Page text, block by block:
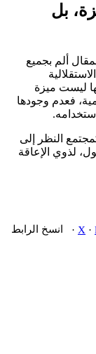
بل
ألم بجميع
ميزة
فعدم وجودها
النظر إلى
لذوي الإعاقة
· انسخ الرابط